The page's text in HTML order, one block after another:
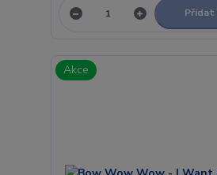
Přidat
Akce